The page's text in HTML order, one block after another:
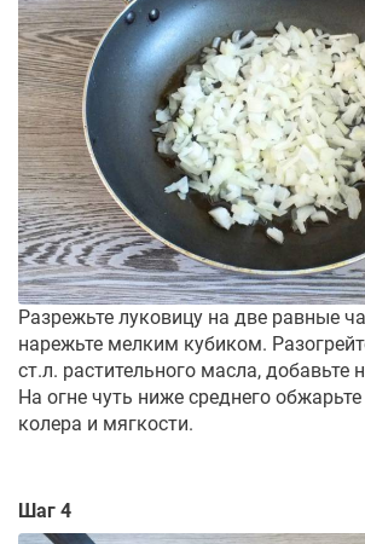
Разрежьте луковицу на две равные
нарежьте мелким кубиком.
ст.л. растительного масла, добавьте
На огне чуть ниже среднего
колера и мягкости.
Шаг 4